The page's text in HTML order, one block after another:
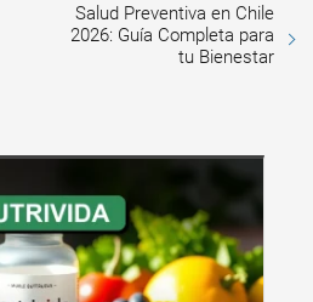
Salud Preventiva en Chile
2026: Guía Completa para
tu Bienestar